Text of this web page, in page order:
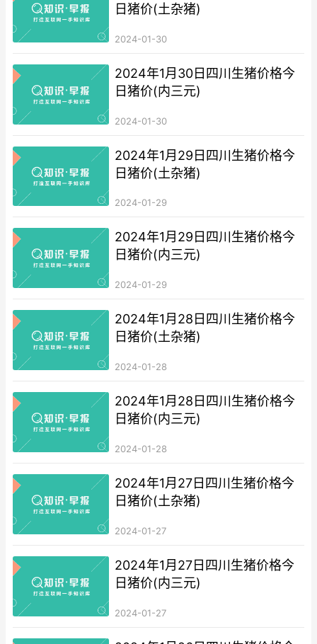
日猪价(土杂猪)
2024-01-30
2024年1月30日四川生猪价格今
日猪价(内三元)
2024-01-30
2024年1月29日四川生猪价格今
日猪价(土杂猪)
2024-01-29
2024年1月29日四川生猪价格今
日猪价(内三元)
2024-01-29
2024年1月28日四川生猪价格今
日猪价(土杂猪)
2024-01-28
2024年1月28日四川生猪价格今
日猪价(内三元)
2024-01-28
2024年1月27日四川生猪价格今
日猪价(土杂猪)
2024-01-27
2024年1月27日四川生猪价格今
日猪价(内三元)
2024-01-27